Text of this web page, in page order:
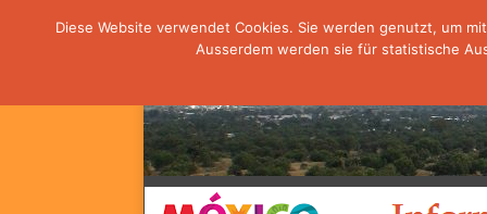
Diese Website verwendet Cookies. Sie werden genutzt, um
Ausserdem werden sie für statistische